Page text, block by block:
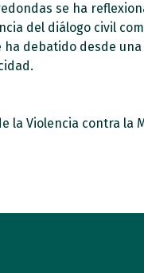
se ha
del diálogo civil
ha debatido desde